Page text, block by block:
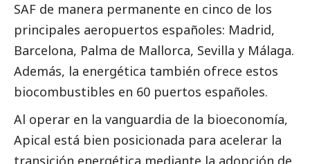
SAF de manera permanente en cinco de los
principales aeropuertos españoles: Madrid,
Barcelona, Palma de Mallorca, Sevilla y Málaga.
Además, la energética también ofrece estos
biocombustibles en 60 puertos españoles.
Al operar en la vanguardia de la bioeconomía,
Apical está bien posicionada para acelerar la